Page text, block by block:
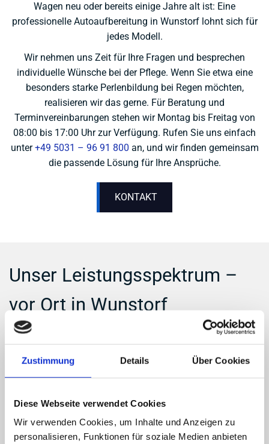
Zustimmung Details Über Cookies
Diese Webseite verwendet Cookies
Wir verwenden Cookies, um Inhalte und Anzeigen zu
personalisieren, Funktionen für soziale Medien anbieten
Wagen neu oder bereits einige Jahre alt ist: Eine
professionelle Autoaufbereitung in Wunstorf lohnt sich für
jedes Modell.
Wir nehmen uns Zeit für Ihre Fragen und besprechen
individuelle Wünsche bei der Pflege. Wenn Sie etwa eine
besonders starke Perlenbildung bei Regen möchten,
realisieren wir das gerne. Für Beratung und
Terminvereinbarungen stehen wir Montag bis Freitag von
08:00 bis 17:00 Uhr zur Verfügung. Rufen Sie uns einfach
unter+49 5031 – 96 91 800 an, und wir finden gemeinsam
die passende Lösung für Ihre Ansprüche.
KONTAKT
Unser Leistungsspektrum –
vor Ort in Wunstorf
Um Ihnen ein Rundum-sorglos-Paket zu bieten, setzen wir
bei jedem Schritt auf Kompetenz, Sorgfalt und hochwertige
Pflegemittel. In und im Umkreis von Wunstorf profitieren
Innenreinigung – Gründliche Säuberung und
schonende Pflege aller Oberflächen